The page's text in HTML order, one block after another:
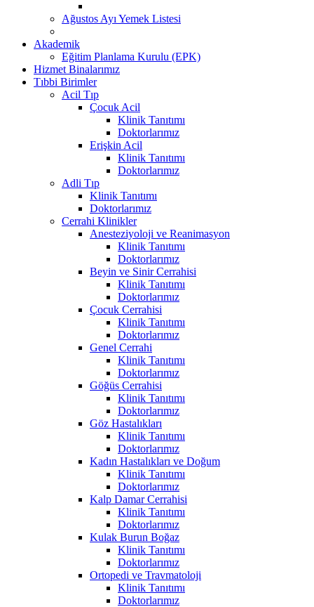
Ağustos Ayı Yemek Listesi
Akademik
Eğitim Planlama Kurulu (EPK)
Hizmet Binalarımız
Tıbbi Birimler
Acil Tıp
Çocuk Acil
Klinik Tanıtımı
Doktorlarımız
Erişkin Acil
Klinik Tanıtımı
Doktorlarımız
Adli Tıp
Klinik Tanıtımı
Doktorlarımız
Cerrahi Klinikler
Anesteziyoloji ve Reanimasyon
Klinik Tanıtımı
Doktorlarımız
Beyin ve Sinir Cerrahisi
Klinik Tanıtımı
Doktorlarımız
Çocuk Cerrahisi
Klinik Tanıtımı
Doktorlarımız
Genel Cerrahi
Klinik Tanıtımı
Doktorlarımız
Göğüs Cerrahisi
Klinik Tanıtımı
Doktorlarımız
Göz Hastalıkları
Klinik Tanıtımı
Doktorlarımız
Kadın Hastalıkları ve Doğum
Klinik Tanıtımı
Doktorlarımız
Kalp Damar Cerrahisi
Klinik Tanıtımı
Doktorlarımız
Kulak Burun Boğaz
Klinik Tanıtımı
Doktorlarımız
Ortopedi ve Travmatoloji
Klinik Tanıtımı
Doktorlarımız